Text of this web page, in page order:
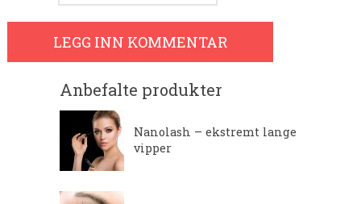
Anbefalte produkter
Nanolash – ekstremt lange
vipper